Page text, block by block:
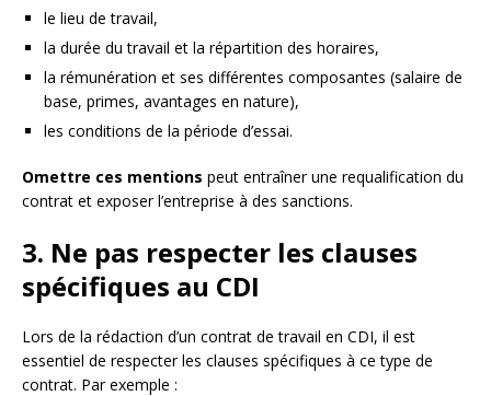
le lieu de travail,
la durée du travail et la répartition des horaires,
la rémunération et ses différentes composantes (salaire de
base, primes, avantages en nature),
les conditions de la période d’essai.
Omettre ces mentions peut entraîner une requalification du
contrat et exposer l’entreprise à des sanctions.
3. Ne pas respecter les clauses
spécifiques au CDI
Lors de la rédaction d’un contrat de travail en CDI, il est
essentiel de respecter les clauses spécifiques à ce type de
contrat. Par exemple :